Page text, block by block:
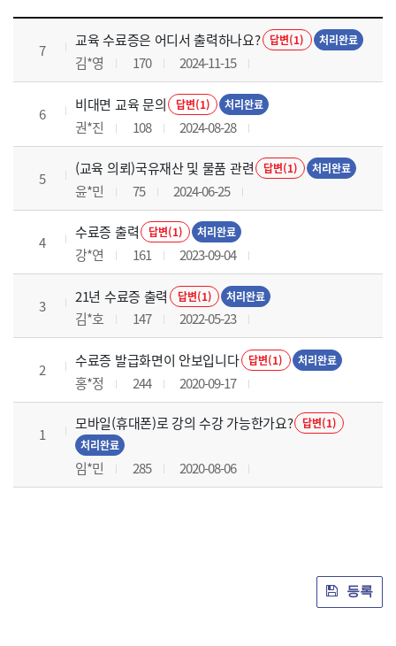
교육전반 목록 으로 번호, 제목, 작성자, 조회수, 등록 일로 나열 되고 있습니다.
7
교육 수료증은 어디서 출력하나요? 답변(1) 처리완료
김*영 170 2024-11-15
6
비대면 교육 문의 답변(1) 처리완료
권*진 108 2024-08-28
5
(교육 의뢰)국유재산 및 물품 관련 답변(1) 처리완료
윤*민 75 2024-06-25
4
수료증 출력 답변(1) 처리완료
강*연 161 2023-09-04
3
21년 수료증 출력 답변(1) 처리완료
김*호 147 2022-05-23
2
수료증 발급화면이 안보입니다 답변(1) 처리완료
홍*정 244 2020-09-17
1
모바일(휴대폰)로 강의 수강 가능한가요?
답변(1)
처리완료
임*민 285 2020-08-06
등록